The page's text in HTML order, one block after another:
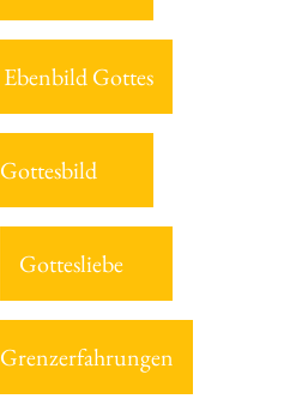
Ebenbild Gottes
Gottesbild
Gottesliebe
Grenzerfahrungen